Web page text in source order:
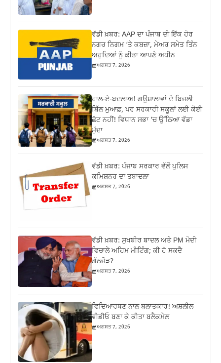
ਵੱਡੀ ਖ਼ਬਰ: AAP ਦਾ ਪੰਜਾਬ ਦੀ ਇੱਕ ਹੋਰ
ਨਗਰ ਨਿਗਮ ‘ਤੇ ਕਬਜ਼ਾ, ਮੇਅਰ ਸਮੇਤ ਤਿੰਨ
ਅਹੁਦਿਆਂ ਨੂੰ ਕੀਤਾ ਆਪਣੇ ਅਧੀਨ
ਅਗਸਤ 7, 2026
ਹਾਲ-ਏ-ਬਦਲਾਅ! ਗਊਸ਼ਾਲਾਵਾਂ ਦੇ ਬਿਜਲੀ
ਬਿੱਲ ਮੁਆਫ਼, ਪਰ ਸਰਕਾਰੀ ਸਕੂਲਾਂ ਲਈ ਕੋਈ
ਛੋਟ ਨਹੀਂ! ਵਿਧਾਨ ਸਭਾ ‘ਚ ਉੱਠਿਆ ਵੱਡਾ
ਮੁੱਦਾ
ਅਗਸਤ 7, 2026
ਵੱਡੀ ਖ਼ਬਰ: ਪੰਜਾਬ ਸਰਕਾਰ ਵੱਲੋਂ ਪੁਲਿਸ
ਕਮਿਸ਼ਨਰ ਦਾ ਤਬਾਦਲਾ
ਅਗਸਤ 7, 2026
ਵੱਡੀ ਖ਼ਬਰ: ਸੁਖਬੀਰ ਬਾਦਲ ਅਤੇ PM ਮੋਦੀ
ਵਿਚਾਲੇ ਅਹਿਮ ਮੀਟਿੰਗ; ਕੀ ਹੋ ਸਕਦੈ
ਗੱਠਜੋੜ?
ਅਗਸਤ 7, 2026
ਵਿਦਿਆਰਥਣ ਨਾਲ ਬਲਾਤਕਾਰ! ਅਸ਼ਲੀਲ
ਵੀਡੀਓ ਬਣਾ ਕੇ ਕੀਤਾ ਬਲੈਕਮੇਲ
ਅਗਸਤ 7, 2026